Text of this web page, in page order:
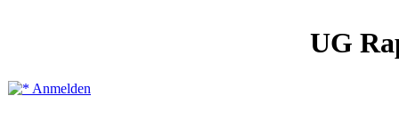
UG
Anmelden